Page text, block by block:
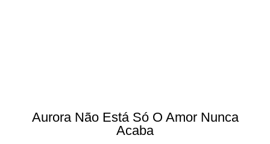
Aurora Não Está Só O Amor Nunca
Acaba